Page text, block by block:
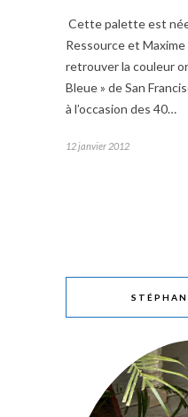
Cette palette est
Ressource et
retrouver la couleur
Bleue » de San
à l’occasion des 40…
12 janvier 2012